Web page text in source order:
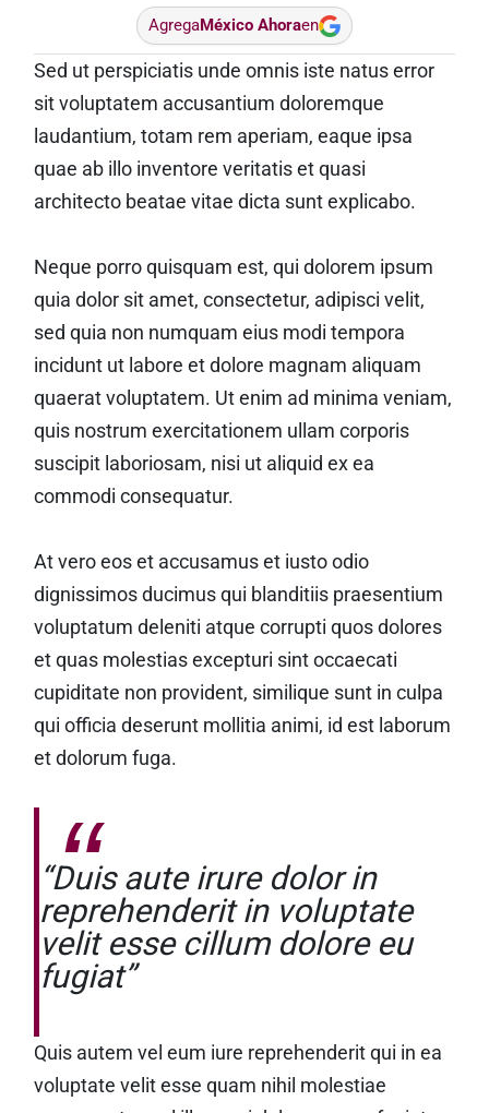
AgregaMéxico Ahoraen
Sed ut perspiciatis unde omnis iste natus error
sit voluptatem accusantium doloremque
laudantium, totam rem aperiam, eaque ipsa
quae ab illo inventore veritatis et quasi
architecto beatae vitae dicta sunt explicabo.
Neque porro quisquam est, qui dolorem ipsum
quia dolor sit amet, consectetur, adipisci velit,
sed quia non numquam eius modi tempora
incidunt ut labore et dolore magnam aliquam
quaerat voluptatem. Ut enim ad minima veniam,
quis nostrum exercitationem ullam corporis
suscipit laboriosam, nisi ut aliquid ex ea
commodi consequatur.
At vero eos et accusamus et iusto odio
dignissimos ducimus qui blanditiis praesentium
voluptatum deleniti atque corrupti quos dolores
et quas molestias excepturi sint occaecati
cupiditate non provident, similique sunt in culpa
qui officia deserunt mollitia animi, id est laborum
et dolorum fuga.
“Duis aute irure dolor in
reprehenderit in voluptate
velit esse cillum dolore eu
fugiat”
Quis autem vel eum iure reprehenderit qui in ea
voluptate velit esse quam nihil molestiae